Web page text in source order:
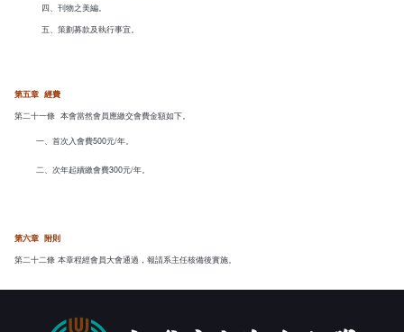
四、刊物之美編。
五、策劃募款及執行事宜。
第五章 經費
第二十一條 本會當然會員應繳交會費金額如下。
一、首次入會費500元/年。
二、次年起續繳會費300元/年。
第六章 附則
第二十二條 本章程經會員大會通過，報請系主任核備後實施。